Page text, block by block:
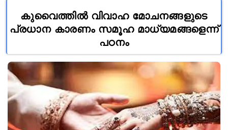
കുവൈത്തിൽ വിവാഹ മോചനങ്ങളുടെ
പ്രധാന കാരണം സമൂഹ മാധ്യമങ്ങളെന്ന്
പഠനം